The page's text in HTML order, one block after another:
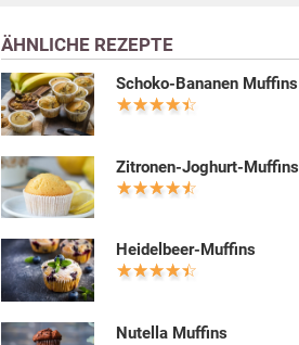
ÄHNLICHE REZEPTE
Schoko-Bananen Muffins
Zitronen-Joghurt-Muffins
Heidelbeer-Muffins
Nutella Muffins